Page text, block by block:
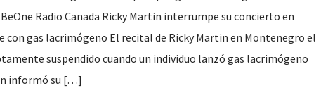
BeOne Radio Canada Ricky Martin interrumpe su concierto en
con gas lacrimógeno El recital de Ricky Martin en Montenegro el
suspendido cuando un individuo lanzó gas lacrimógeno
informó su […]